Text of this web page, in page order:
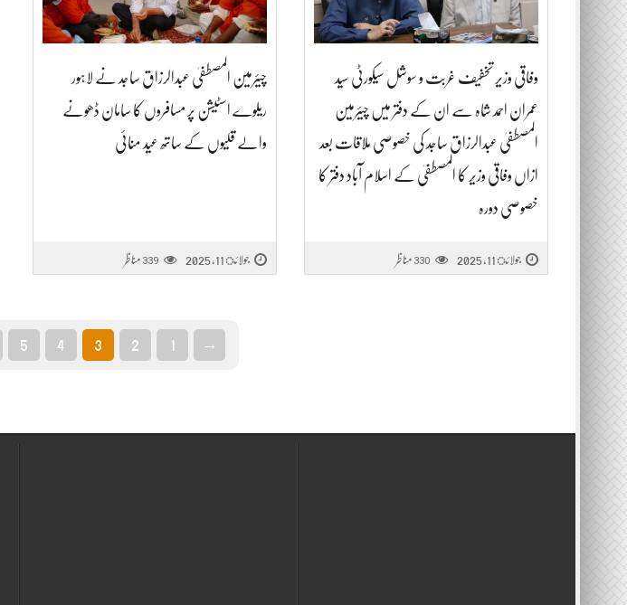
وفاقی وزیر تخفیف غربت و سوشل سیکورٹی سید
عمران احمد شاہ سے ان کے دفتر میں چیئرمین
المصطفیٰ عبدالرزاق ساجد کی خصوصی ملاقات بعد
ازاں وفاقی وزیر کا المصطفیٰ کے اسلام آباد دفتر کا
خصوصی دورہ
جولائ 11, 2025 330 مناظر
چیئرمین المصطفیٰ عبدالرزاق ساجد نے لاہور
ریلوے اسٹیشن پر مسافروں کا سامان ڈھونے
والے قلیوں کے ساتھ عید منائی
جولائ 11, 2025 339 مناظر
→
1
2
3
4
5